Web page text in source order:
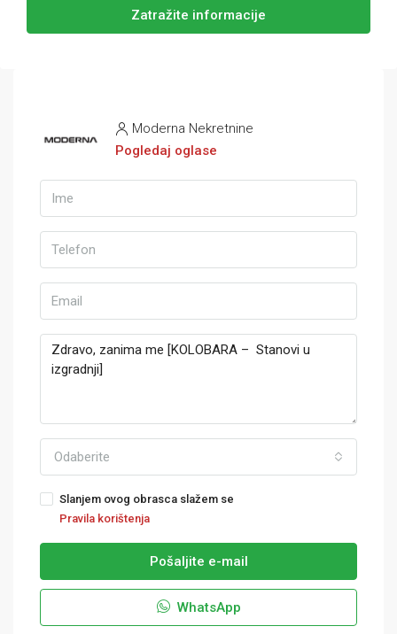
Zatražite informacije
Moderna Nekretnine
Pogledaj oglase
Odaberite
Slanjem ovog obrasca slažem se
Pravila korištenja
Pošaljite e-mail
WhatsApp